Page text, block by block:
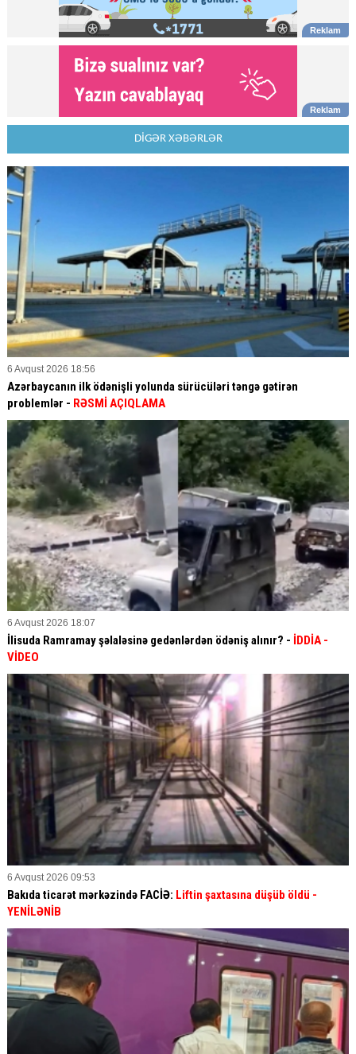
DİGƏR XƏBƏRLƏR
6 Avqust 2026 18:56
Azərbaycanın ilk ödənişli yolunda sürücüləri təngə gətirən
problemlər - RƏSMİ AÇIQLAMA
6 Avqust 2026 18:07
İlisuda Ramramay şəlaləsinə gedənlərdən ödəniş alınır? - İDDİA -
VİDEO
6 Avqust 2026 09:53
Bakıda ticarət mərkəzində FACİƏ: Liftin şaxtasına düşüb öldü -
YENİLƏNİB